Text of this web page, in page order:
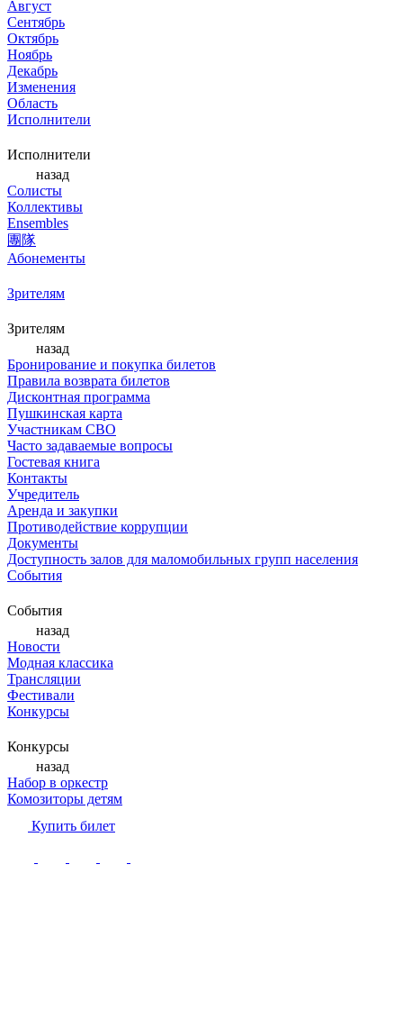
Август
Сентябрь
Октябрь
Ноябрь
Декабрь
Изменения
Область
Исполнители
Исполнители
назад
Солисты
Коллективы
Ensembles
團隊
Абонементы
Зрителям
Зрителям
назад
Бронирование и покупка билетов
Правила возврата билетов
Дисконтная программа
Пушкинская карта
Участникам СВО
Часто задаваемые вопросы
Гостевая книга
Контакты
Учредитель
Аренда и закупки
Противодействие коррупции
Документы
Доступность залов для маломобильных групп населения
События
События
назад
Новости
Модная классика
Трансляции
Фестивали
Конкурсы
Конкурсы
назад
Набор в оркестр
Комозиторы детям
Купить билет